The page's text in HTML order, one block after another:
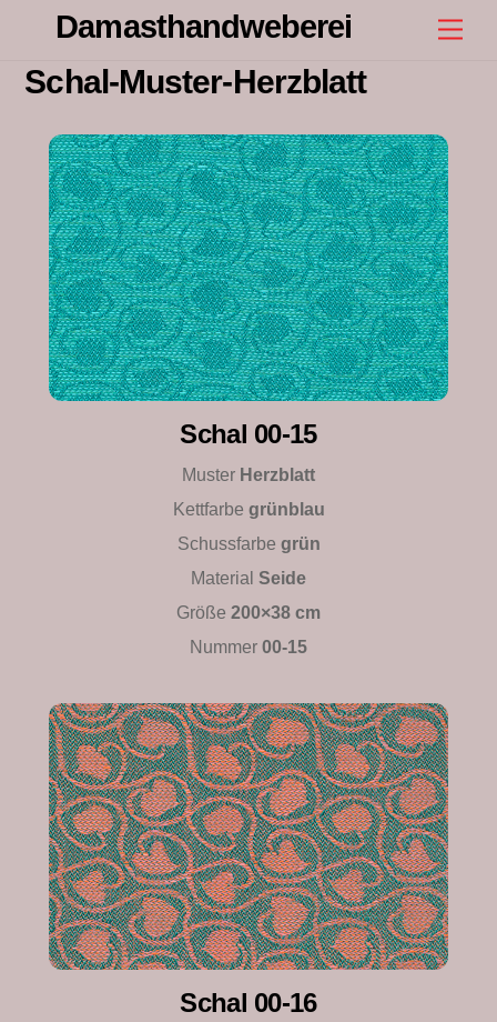
content
Damasthandweberei
Schal-Muster-Herzblatt
Schal 00-15
Muster Herzblatt
Kettfarbe grünblau
Schussfarbe grün
Material Seide
Größe 200×38 cm
Nummer 00-15
Schal 00-16